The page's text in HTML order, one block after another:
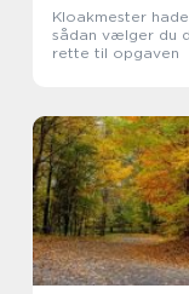
Kloakmester
sådan vælger du
rette til opgaven